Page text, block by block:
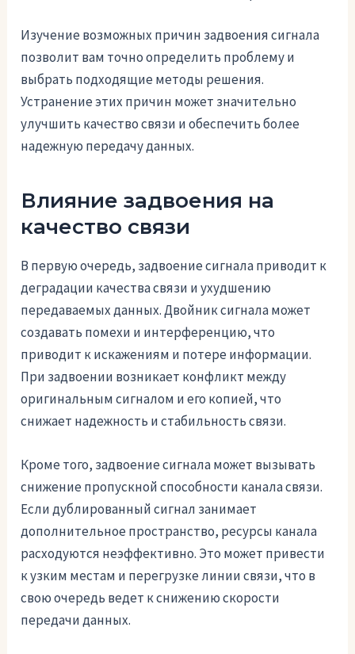
Изучение возможных причин задвоения сигнала
позволит вам точно определить проблему и
выбрать подходящие методы решения.
Устранение этих причин может значительно
улучшить качество связи и обеспечить более
надежную передачу данных.
Влияние задвоения на
качество связи
В первую очередь, задвоение сигнала приводит к
деградации качества связи и ухудшению
передаваемых данных. Двойник сигнала может
создавать помехи и интерференцию, что
приводит к искажениям и потере информации.
При задвоении возникает конфликт между
оригинальным сигналом и его копией, что
снижает надежность и стабильность связи.
Кроме того, задвоение сигнала может вызывать
снижение пропускной способности канала связи.
Если дублированный сигнал занимает
дополнительное пространство, ресурсы канала
расходуются неэффективно. Это может привести
к узким местам и перегрузке линии связи, что в
свою очередь ведет к снижению скорости
передачи данных.